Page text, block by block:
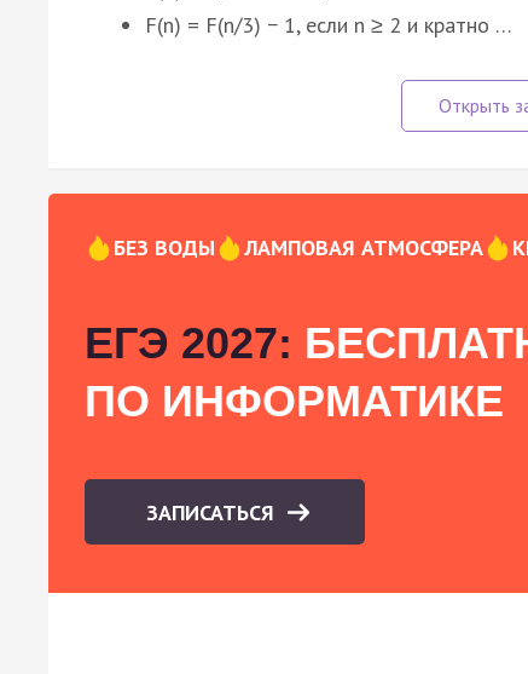
F(n) = F(n/3) − 1, если n ≥ 2 и кратно …
БЕЗ ВОДЫ ЛАМПОВАЯ АТМОСФЕРА
ЕГЭ 2027:
ПО ИНФОРМАТИКЕ
ЗАПИСАТЬСЯ